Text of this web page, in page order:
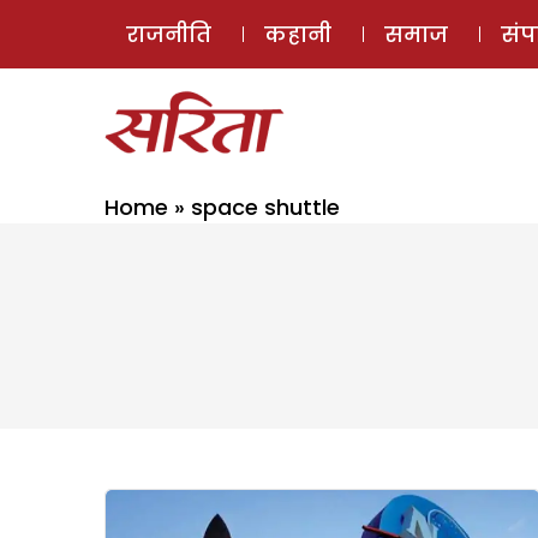
राजनीति कहानी समाज
Home » space shuttle